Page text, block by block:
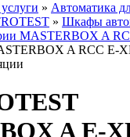
» Автоматика
» Шкафы
MASTERBOX A
A RCC E-
A E-